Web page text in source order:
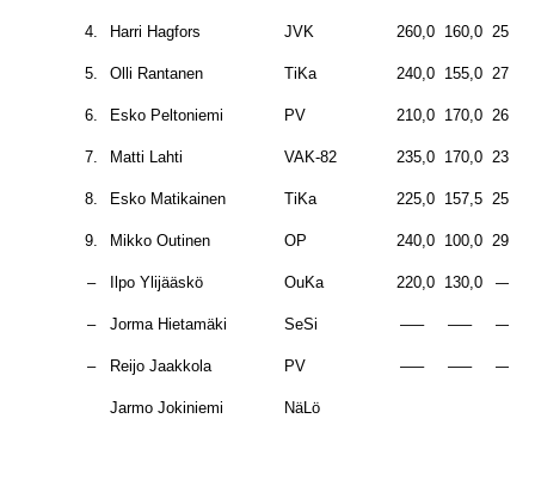
4. Harri Hagfors JVK 260,0 160,0 250,0
5. Olli Rantanen TiKa 240,0 155,0 270,0
6. Esko Peltoniemi PV 210,0 170,0 265,0
7. Matti Lahti VAK-82 235,0 170,0 235,0
8. Esko Matikainen TiKa 225,0 157,5 250,0
9. Mikko Outinen OP 240,0 100,0 290,0
– Ilpo Ylijääskö OuKa 220,0 130,0 —–
– Jorma Hietamäki SeSi —– —– —–
– Reijo Jaakkola PV —– —– —–
Jarmo Jokiniemi NäLö